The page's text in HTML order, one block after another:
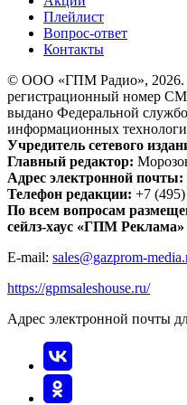
Плейлист
Вопрос-ответ
Контакты
© ООО «ГПМ Радио», 2026.
регистрационный номер
выдано Федеральной
информационных
Учредитель сетевого
Главный редактор:
Адрес электронной почты:
Телефон редакции: +7
По всем вопросам
сейлз-хаус «ГПМ Реклама»
E-mail: sales@gazprom-
https://gpmsaleshouse.ru/
Адрес электронной почты